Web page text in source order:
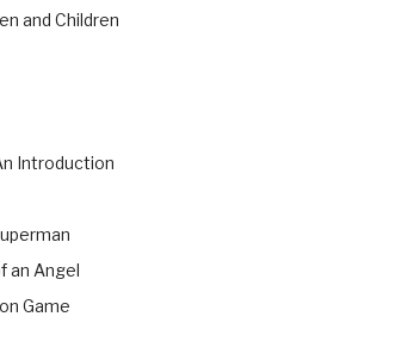
and Children
Introduction
an Angel
Game